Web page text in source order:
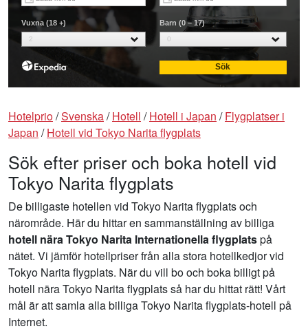
Hotelprio/Svenska/Hotell /Hotell i Japan /Flygplatser i
Japan /Hotell vid Tokyo Narita flygplats
Sök efter priser och boka hotell vid
Tokyo Narita flygplats
De billigaste hotellen vid Tokyo Narita flygplats och
närområde. Här du hittar en sammanställning av billiga
hotell nära Tokyo Narita Internationella flygplatspå
nätet. Vi jämför hotellpriser från alla stora hotellkedjor vid
Tokyo Narita flygplats. När du vill bo och boka billigt på
hotell nära Tokyo Narita flygplats så har du hittat rätt! Vårt
mål är att samla alla billiga Tokyo Narita flygplats-hotell på
Internet.